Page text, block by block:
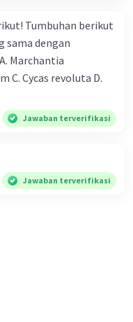
Tumbuhan berikut
sama dengan
Marchantia
C. Cycas revoluta D.
Jawaban terverifikasi
Jawaban terverifikasi